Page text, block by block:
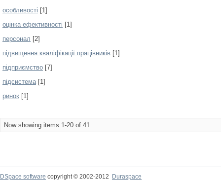
особливості [1]
оцінка ефективності [1]
персонал [2]
підвищення кваліфікації працівників [1]
підприємство [7]
підсистема[1]
ринок [1]
Now showing items 1-20 of 41
DSpace software copyright © 2002-2012
Duraspace